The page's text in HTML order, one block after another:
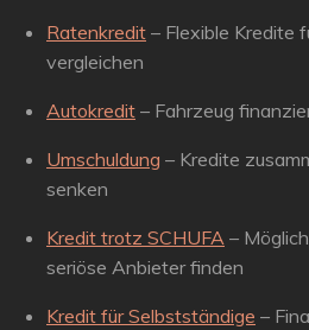
Ratenkredit – Flexible Kredite
vergleichen
Autokredit – Fahrzeug
Umschuldung – Kredite
senken
Kredit trotz SCHUFA –
seriöse Anbieter finden
Kredit für Selbstständige –